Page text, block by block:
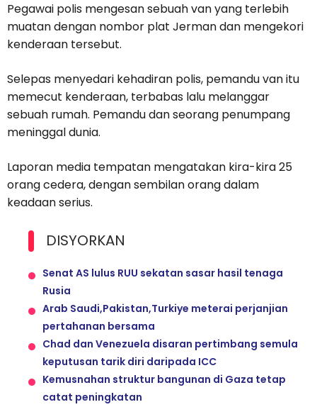
Pegawai polis mengesan sebuah van yang terlebih
muatan dengan nombor plat Jerman dan mengekori
kenderaan tersebut.
Selepas menyedari kehadiran polis, pemandu van itu
memecut kenderaan, terbabas lalu melanggar
sebuah rumah. Pemandu dan seorang penumpang
meninggal dunia.
Laporan media tempatan mengatakan kira-kira 25
orang cedera, dengan sembilan orang dalam
keadaan serius.
DISYORKAN
Senat AS lulus RUU sekatan sasar hasil tenaga
Rusia
Arab Saudi,Pakistan,Turkiye meterai perjanjian
pertahanan bersama
Chad dan Venezuela disaran pertimbang semula
keputusan tarik diri daripada ICC
Kemusnahan struktur bangunan di Gaza tetap
catat peningkatan